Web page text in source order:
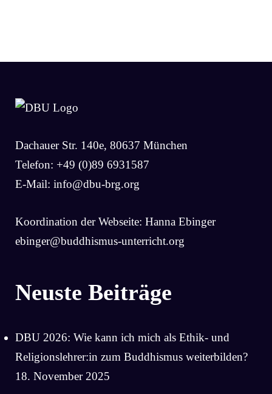
Dachauer Str. 140e, 80637 München
Telefon: +49 (0)89 6931587
E-Mail: info@dbu-brg.org
Koordination der Webseite: Hanna Ebinger
ebinger@buddhismus-unterricht.org
Neuste Beiträge
DBU 2026: Wie kann ich mich als Ethik- und
Religionslehrer:in zum Buddhismus weiterbilden?
18. November 2025